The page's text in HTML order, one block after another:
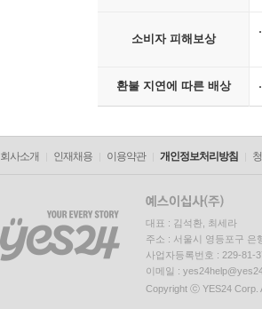
소비자 피해보상
환불 지연에 따른 배상
회사소개 인재채용 이용약관 개인정보처리방침
대표 : 김석환, 최세라
주소 : 서울시 영등포구 은
사업자등록번호 : 229-
이메일 :
Copyright ⓒ YES24 Corp.